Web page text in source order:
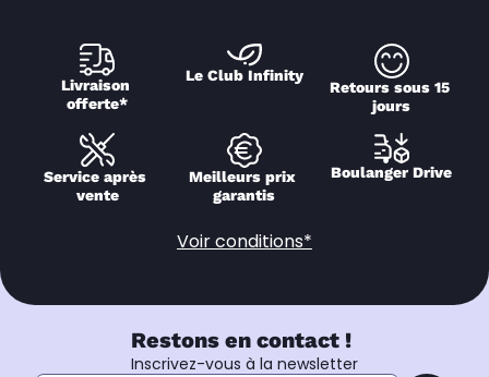
Livraison
offerte*
Le Club Infinity
Retours sous 15
jours
Service après
vente
Meilleurs prix
garantis
Boulanger Drive
Voir conditions*
Restons en contact !
Inscrivez-vous à la newsletter